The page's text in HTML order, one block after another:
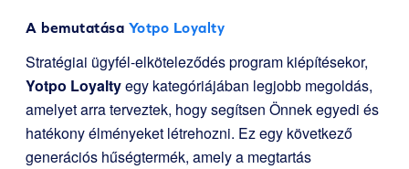
A bemutatása Yotpo Loyalty
Stratégiai ügyfél-elköteleződés program kiépítésekor,
Yotpo Loyaltyegy kategóriájában legjobb megoldás,
amelyet arra terveztek, hogy segítsen Önnek egyedi és
hatékony élményeket létrehozni. Ez egy következő
generációs hűségtermék, amely a megtartás